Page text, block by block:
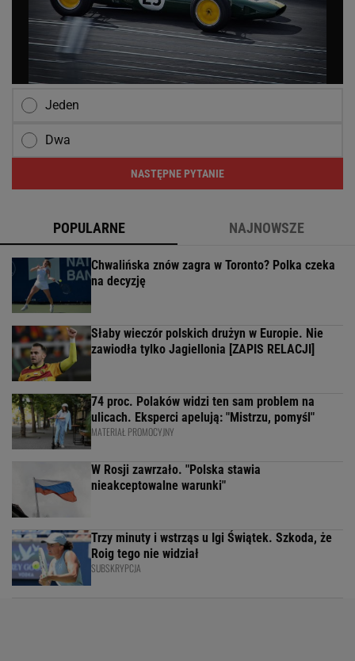
Jeden
Dwa
NASTĘPNE PYTANIE
POPULARNE NAJNOWSZE
Chwalińska znów zagra w Toronto? Polka czeka
na decyzję
Słaby wieczór polskich drużyn w Europie. Nie
zawiodła tylko Jagiellonia [ZAPIS RELACJI]
74 proc. Polaków widzi ten sam problem na
ulicach. Eksperci apelują: "Mistrzu, pomyśl"
MATERIAŁ PROMOCYJNY
W Rosji zawrzało. "Polska stawia
nieakceptowalne warunki"
Trzy minuty i wstrząs u Igi Świątek. Szkoda, że
Roig tego nie widział
SUBSKRYPCJA